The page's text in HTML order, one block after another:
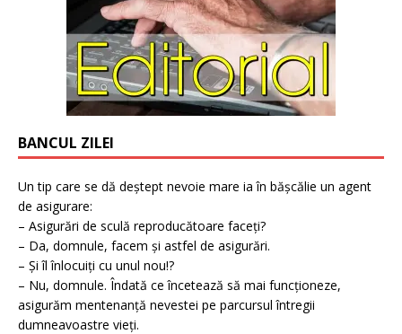
BANCUL ZILEI
Un tip care se dă deștept nevoie mare ia în bășcălie un agent
de asigurare:
– Asigurări de sculă reproducătoare faceți?
– Da, domnule, facem și astfel de asigurări.
– Și îl înlocuiți cu unul nou!?
– Nu, domnule. Îndată ce încetează să mai funcționeze,
asigurăm mentenanță nevestei pe parcursul întregii
dumneavoastre vieți.